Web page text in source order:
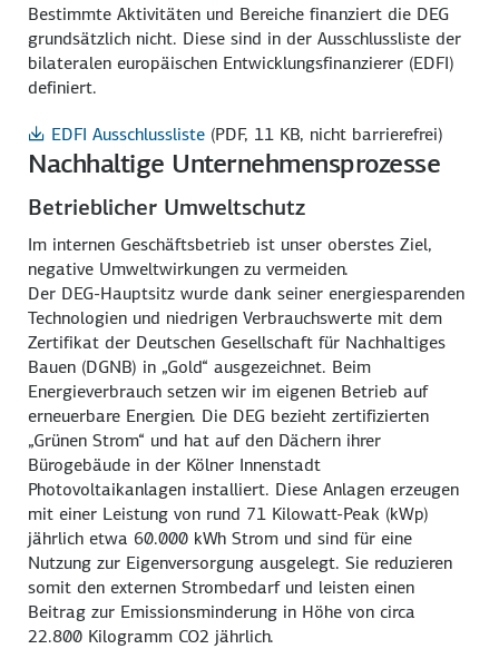
Bestimmte Aktivitäten und Bereiche finanziert die DEG
grundsätzlich nicht. Diese sind in der Ausschlussliste der
bilateralen europäischen Entwicklungsfinanzierer (EDFI)
definiert.
EDFI Ausschlussliste (PDF, 11 KB, nicht barrierefrei)
Nachhaltige Unternehmensprozesse
Betrieblicher Umweltschutz
Im internen Geschäftsbetrieb ist unser oberstes Ziel,
negative Umweltwirkungen zu vermeiden.
Der DEG-Hauptsitz wurde dank seiner energiesparenden
Technologien und niedrigen Verbrauchswerte mit dem
Zertifikat der Deutschen Gesellschaft für Nachhaltiges
Bauen (DGNB) in „Gold“ ausgezeichnet. Beim
Energieverbrauch setzen wir im eigenen Betrieb auf
erneuerbare Energien. Die DEG bezieht zertifizierten
„Grünen Strom“ und hat auf den Dächern ihrer
Bürogebäude in der Kölner Innenstadt
Photovoltaikanlagen installiert. Diese Anlagen erzeugen
mit einer Leistung von rund 71 Kilowatt-Peak (kWp)
jährlich etwa 60.000 kWh Strom und sind für eine
Nutzung zur Eigenversorgung ausgelegt. Sie reduzieren
somit den externen Strombedarf und leisten einen
Beitrag zur Emissionsminderung in Höhe von circa
22.800 Kilogramm CO2 jährlich.